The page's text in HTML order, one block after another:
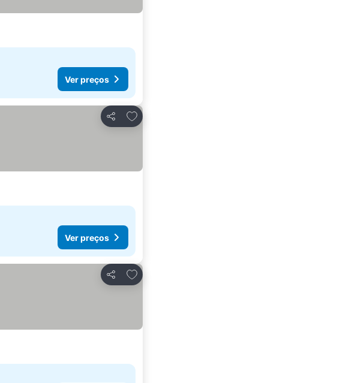
Ver preços
Partilhar
Adicionar aos favoritos
Ver preços
Partilhar
Adicionar aos favoritos